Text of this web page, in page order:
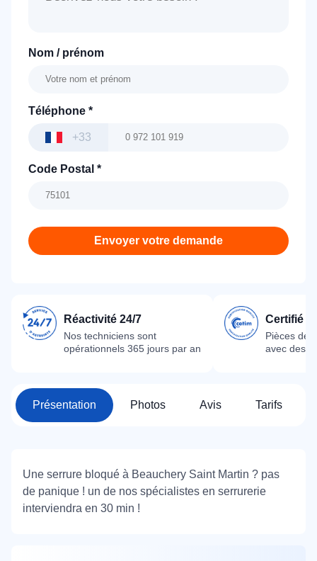
Nom / prénom
Téléphone *
+33
Code Postal *
Envoyer votre demande
Réactivité 24/7
Nos techniciens sont
opérationnels 365 jours par an
Certifié
Pièces
avec des
Présentation Photos Avis Tarifs
Une serrure bloqué à Beauchery Saint Martin ? pas
de panique ! un de nos spécialistes en serrurerie
interviendra en 30 min !